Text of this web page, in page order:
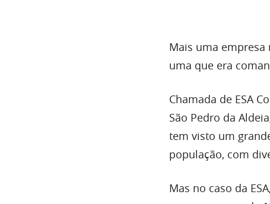
Mais uma empresa
uma que era
Chamada de ESA
São Pedro da
tem visto um
população, com
Mas no caso da